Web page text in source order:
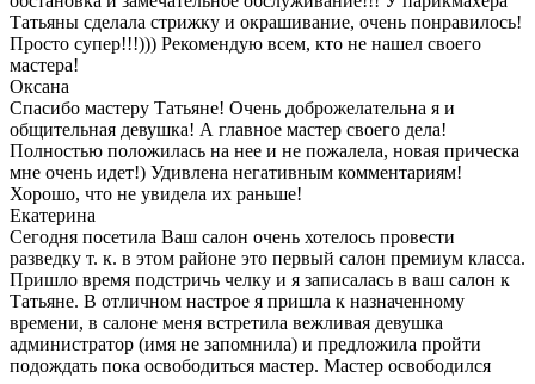
Татьяны сделала стрижку и окрашивание, очень понравилось!
Просто супер!!!))) Рекомендую всем, кто не нашел своего
мастера!
Оксана
Спасибо мастеру Татьяне! Очень доброжелательна я и
общительная девушка! А главное мастер своего дела!
Полностью положилась на нее и не пожалела, новая прическа
мне очень идет!) Удивлена негативным комментариям!
Хорошо, что не увидела их раньше!
Екатерина
Сегодня посетила Ваш салон очень хотелось провести
разведку т. к. в этом районе это первый салон премиум класса.
Пришло время подстричь челку и я записалась в ваш салон к
Татьяне. В отличном настрое я пришла к назначенному
времени, в салоне меня встретила вежливая девушка
администратор (имя не запомнила) и предложила пройти
подождать пока освободиться мастер. Мастер освободился